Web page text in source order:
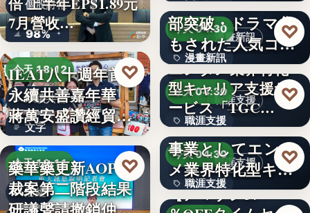
個股財報
98%
7月營收…
今天 18:12
永續共善
文字
IEAT八十週年首辦
永續共善嘉年華
蔣萬安盛讚經貿公
益打…
♡
今天 18:11
財經
藥華藥更新AOP仲
裁案第二階段結果
♡
文字
漫畫新訊
今天 04:30
漫畫新訊
文字
部突破・ドラマ化
もされた人気コミ
ック！…
♡
職涯支援
今天 04:30
職涯支援
330,000
エンタメ業界特化
型キャリア支援サ
ービス「TGC…
♡
職涯支援
今天 04:30
職涯支援
W TOKYO、新規
事業としてエンタ
メ業界特化型キャ
リア…
♡
【アマゾン37